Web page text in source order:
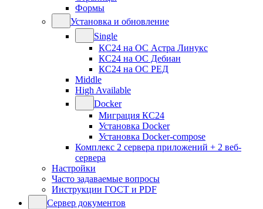
Формы
Установка и обновление
Single
КС24 на ОС Астра Линукс
КС24 на ОС Дебиан
КС24 на ОС РЕД
Middle
High Available
Docker
Миграция КС24
Установка Docker
Установка Docker-compose
Комплекс 2 сервера приложений + 2 веб-
сервера
Настройки
Часто задаваемые вопросы
Инструкции ГОСТ и PDF
Сервер документов